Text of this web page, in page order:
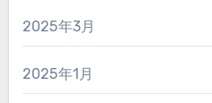
2025年3月
2025年1月